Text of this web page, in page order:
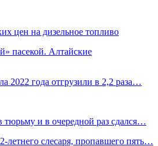
цен на дизельное топливо
пасекой. Алтайские
2022 года отгрузили в 2,2 раза…
и в очередной раз сдался…
летнего слесаря, пропавшего пять…